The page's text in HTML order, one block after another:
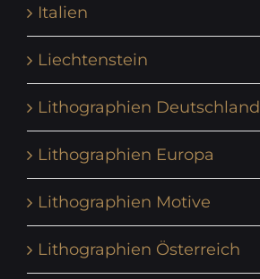
Italien
Liechtenstein
Lithographien Deutschland
Lithographien Europa
Lithographien Motive
Lithographien Österreich